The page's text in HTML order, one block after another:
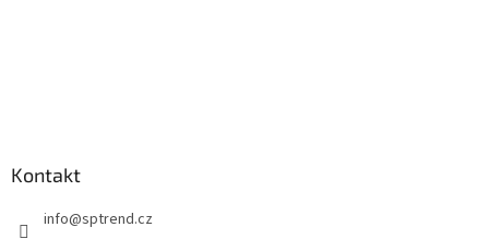
Kontakt
info@sptrend.cz